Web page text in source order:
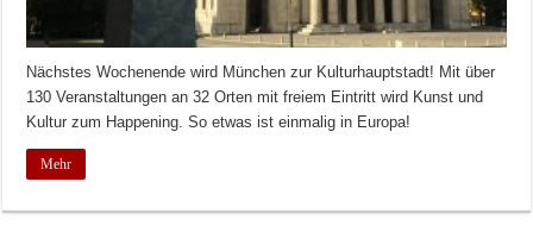
Nächstes Wochenende wird München zur Kulturhauptstadt! Mit über
130 Veranstaltungen an 32 Orten mit freiem Eintritt wird Kunst und
Kultur zum Happening. So etwas ist einmalig in Europa!
Mehr